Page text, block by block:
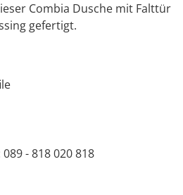
Combia Dusche mit Falttür
gefertigt.
- 818 020 818